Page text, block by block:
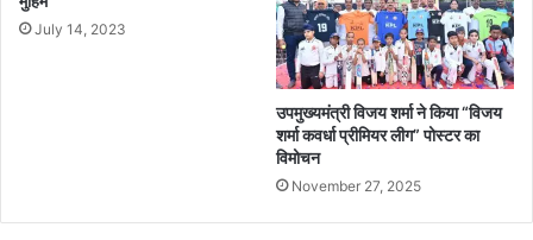
July 14, 2023
उपमुख्यमंत्री विजय शर्मा ने किया “विजय
शर्मा कवर्धा प्रीमियर लीग” पोस्टर का
विमोचन
November 27, 2025